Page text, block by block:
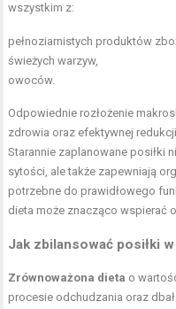
wszystkim z:
pełnoziarnistych produktów
świeżych warzyw,
owoców.
Odpowiednie rozłożenie
zdrowia oraz efektywnej
Starannie zaplanowane posiłki
sytości, ale także zapewniają
potrzebne do prawidłowego
dieta może znacząco wspierać
Jak zbilansować posiłki
Zrównoważona dieta o
procesie odchudzania oraz